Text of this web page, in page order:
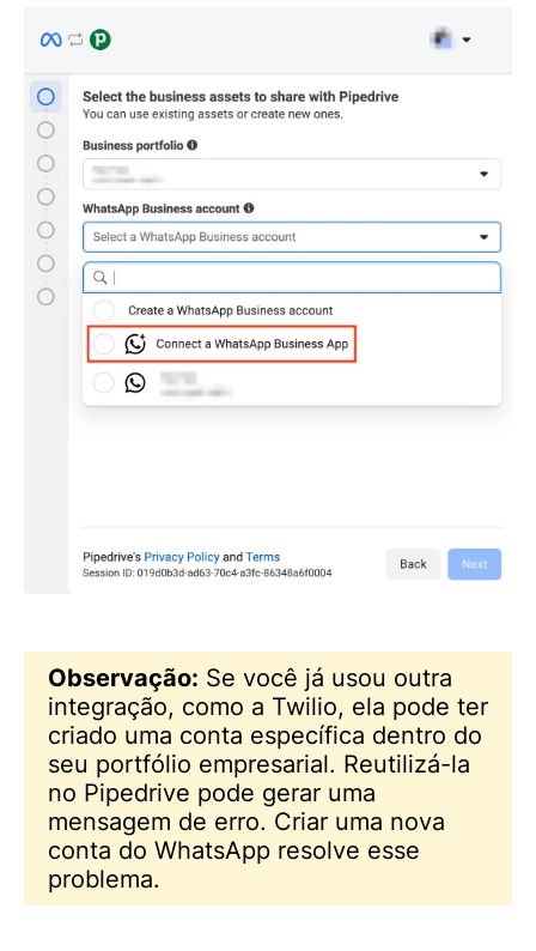
Observação: Se você já usou outra
integração, como a Twilio, ela pode ter
criado uma conta específica dentro do
seu portfólio empresarial. Reutilizá-la
no Pipedrive pode gerar uma
mensagem de erro. Criar uma nova
conta do WhatsApp resolve esse
problema.